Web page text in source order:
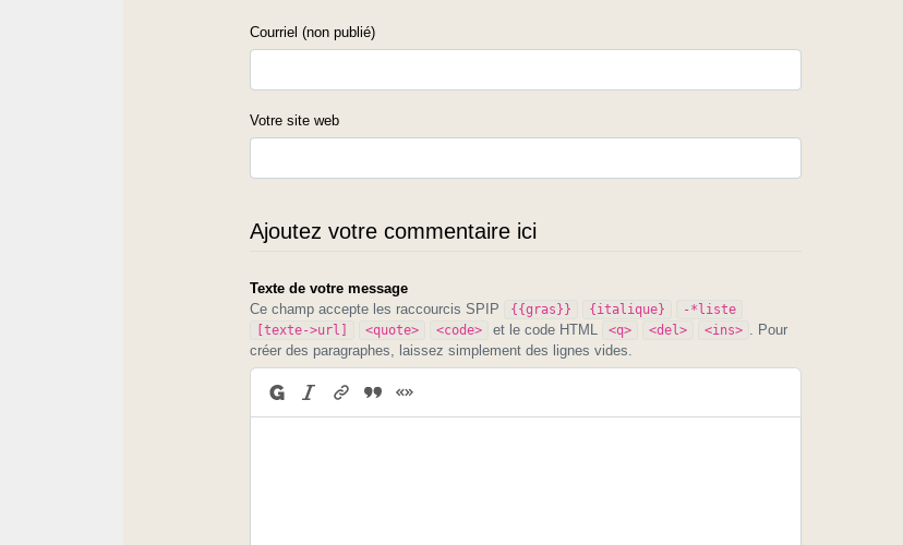
Courriel (non publié)
Votre site web
Ajoutez votre commentaire ici
Texte de votre message
Ce champ accepte les raccourcis SPIP
{{gras}} {italique}
-*liste
[texte->url]
<quote> <code> et le code HTML <q> <del> <ins>
. Pour
créer des paragraphes, laissez simplement des lignes vides.